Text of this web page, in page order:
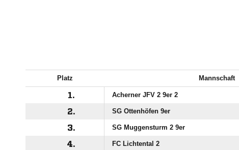
Platz Mannschaft
1. Acherner JFV 2 9er 2
2.
SG Ottenhöfen 9er
3.
SG Muggensturm 2 9er
4.
FC Lichtental 2